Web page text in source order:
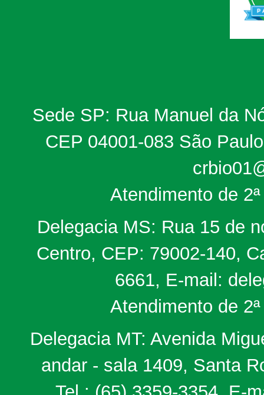
Sede SP: Rua Manuel da
CEP 04001-083 São
Atendimento de
Delegacia MS: Rua 15 de
Centro, CEP: 79002-140,
6661, E-mail:
Atendimento de
Delegacia MT: Avenida
andar - sala 1409, Santa